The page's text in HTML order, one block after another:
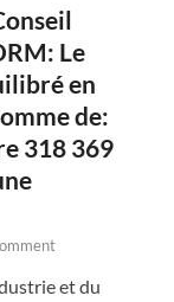
Le
en
de:
318 369
et du